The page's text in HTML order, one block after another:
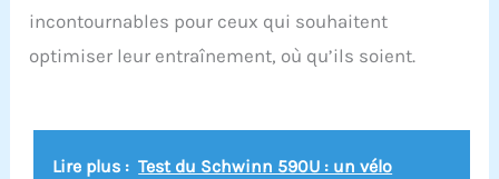
incontournables pour ceux qui souhaitent
optimiser leur entraînement, où qu’ils soient.
Lire plus : Test du Schwinn 590U : un vélo